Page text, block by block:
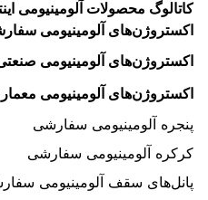
کاتالوگ محصولات آلومینیومی
اکستروژن‌های آلومینیومی
اکستروژن‌های آلومینیومی
اکستروژن‌های آلومینیومی
پنجره آلومینیومی سفارشی
کرکره آلومینیومی سفارشی
پانل‌های سقف آلومینیومی